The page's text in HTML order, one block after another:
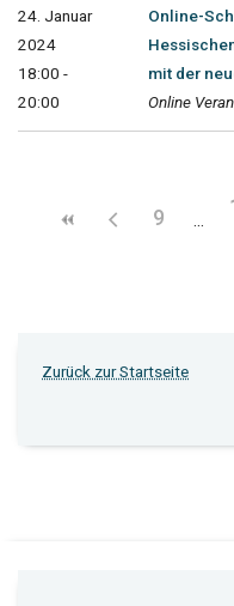
24. Januar
2024
18:00 -
20:00
Online-
mit der
Online
9
Zurück zur Startseite